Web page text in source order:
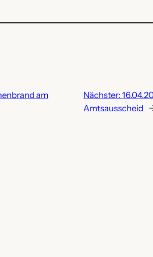
am
Nächster:
Amtsausscheid